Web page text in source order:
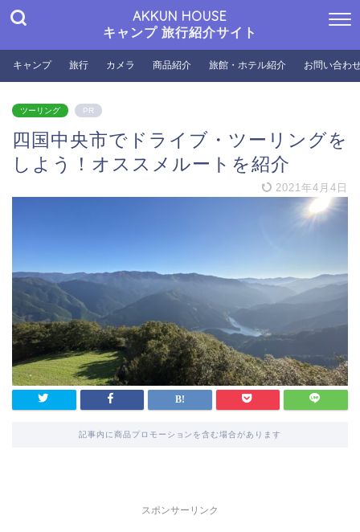
AKKUN HOUSE
キャンプ 旅行紹介サイト
キャンプ 旅行 カメラ 商品紹介 旅館・ホテル紹介 お問い合わ
ツーリング PR
四国中央市でドライブ・ツーリングを
しよう！オススメルートを紹介
2021年4月4日
記事内に商品プロモーションを含む場合があります
スポンサーリンク